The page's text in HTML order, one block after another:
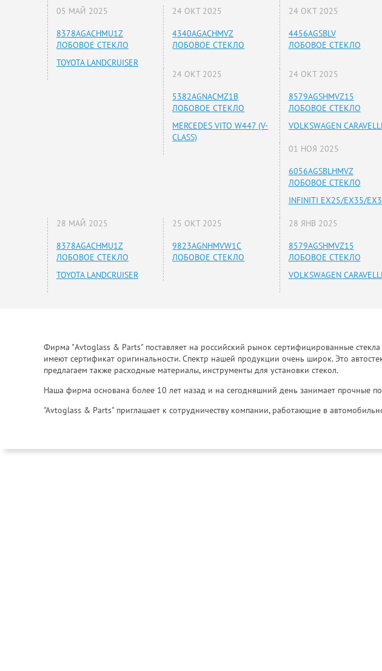
05 МАЙ 2025
8378AGACHMU1Z
ЛОБОВОЕ СТЕКЛО
TOYOTA LANDCRUISER
24 ОКТ 2025
4340AGACHMVZ
ЛОБОВОЕ СТЕКЛО
24 ОКТ 2025
4456AGSBLV
ЛОБОВОЕ СТЕКЛО
24 ОКТ 2025
5382AGNACMZ1B
ЛОБОВОЕ СТЕКЛО
MERCEDES VITO W447 (V-
CLASS)
24 ОКТ 2025
8579AGSHMVZ15
ЛОБОВОЕ СТЕКЛО
VOLKSWAGEN
01 НОЯ 2025
6056AGSBLHMVZ
ЛОБОВОЕ СТЕКЛО
INFINITI EX25/EX35/
28 МАЙ 2025
8378AGACHMU1Z
ЛОБОВОЕ СТЕКЛО
TOYOTA LANDCRUISER
25 ОКТ 2025
9823AGNHMVW1C
ЛОБОВОЕ СТЕКЛО
28 ЯНВ 2025
8579AGSHMVZ15
ЛОБОВОЕ СТЕКЛО
VOLKSWAGEN
Фирма "Avtoglass & Parts" поставляет на российский рынок сертифицированные стекла
имеют сертификат оригинальности. Спектр нашей продукции очень широк. Это
предлагаем также расходные материалы, инструменты для установки стекол.
Наша фирма основана более 10 лет назад и на сегодняшний день занимает прочные
"Avtoglass & Parts" приглашает к сотрудничеству компании, работающие в